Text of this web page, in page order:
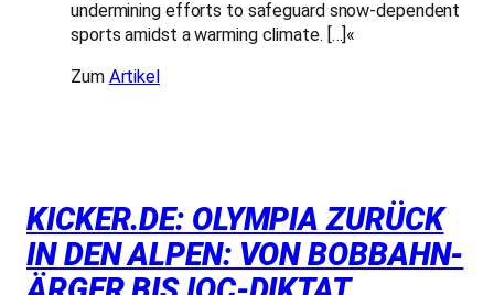
undermining efforts to safeguard snow-dependent
sports amidst a warming climate. […]«
Zum Artikel
KICKER.DE: OLYMPIA ZURÜCK
IN DEN ALPEN: VON BOBBAHN-